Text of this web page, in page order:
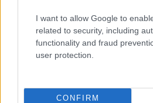
I want to allow Google to
related to security, including
functionality and fraud
user protection.
CONFIRM
Valutare agenti AI e copiloti